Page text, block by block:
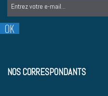
NOS CORRESPONDANTS